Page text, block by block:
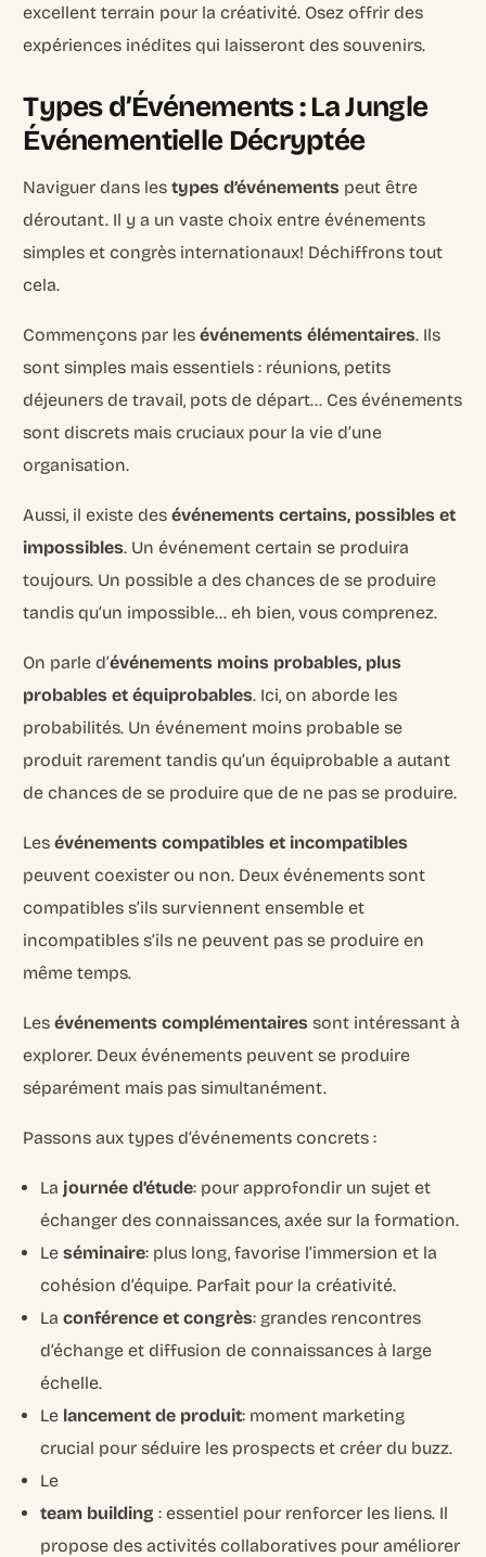
excellent terrain pour la créativité. Osez offrir des
expériences inédites qui laisseront des souvenirs.
Types d’Événements : La Jungle
Événementielle Décryptée
Naviguer dans lestypes d’événements peut être
déroutant. Il y a un vaste choix entre événements
simples et congrès internationaux! Déchiffrons tout
cela.
Commençons par lesévénements élémentaires. Ils
sont simples mais essentiels : réunions, petits
déjeuners de travail, pots de départ… Ces événements
sont discrets mais cruciaux pour la vie d’une
organisation.
Aussi, il existe desévénements certains, possibles et
impossibles. Un événement certain se produira
toujours. Un possible a des chances de se produire
tandis qu’un impossible… eh bien, vous comprenez.
On parle d’événements moins probables, plus
probables et équiprobables. Ici, on aborde les
probabilités. Un événement moins probable se
produit rarement tandis qu’un équiprobable a autant
de chances de se produire que de ne pas se produire.
Lesévénements compatibles et incompatibles
peuvent coexister ou non. Deux événements sont
compatibles s’ils surviennent ensemble et
incompatibles s’ils ne peuvent pas se produire en
même temps.
Lesévénements complémentaires sont intéressant à
explorer. Deux événements peuvent se produire
séparément mais pas simultanément.
Passons aux types d’événements concrets :
La journée d’étude: pour approfondir un sujet et
échanger des connaissances, axée sur la formation.
Leséminaire: plus long, favorise l’immersion et la
cohésion d’équipe. Parfait pour la créativité.
Laconférence et congrès: grandes rencontres
d’échange et diffusion de connaissances à large
échelle.
Le lancement de produit: moment marketing
crucial pour séduire les prospects et créer du buzz.
Le
team building : essentiel pour renforcer les liens. Il
propose des activités collaboratives pour améliorer